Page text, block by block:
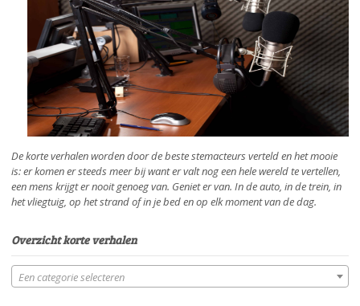
De korte verhalen worden door de beste stemacteurs verteld en het mooie
is: er komen er steeds meer bij want er valt nog een hele wereld te vertellen,
een mens krijgt er nooit genoeg van. Geniet er van. In de auto, in de trein, in
het vliegtuig, op het strand of in je bed en op elk moment van de dag.
Overzicht korte verhalen
Een categorie selecteren